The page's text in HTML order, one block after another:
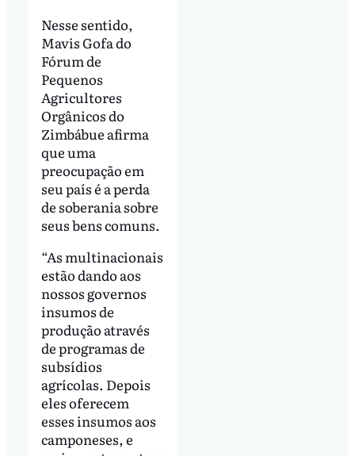
Nesse sentido,
Mavis Gofa do
Fórum de
Pequenos
Agricultores
Orgânicos do
Zimbábue afirma
que uma
preocupação em
seu país é a perda
de soberania sobre
seus bens comuns.
“As multinacionais
estão dando aos
nossos governos
insumos de
produção através
de programas de
subsídios
agrícolas. Depois
eles oferecem
esses insumos aos
camponeses, e